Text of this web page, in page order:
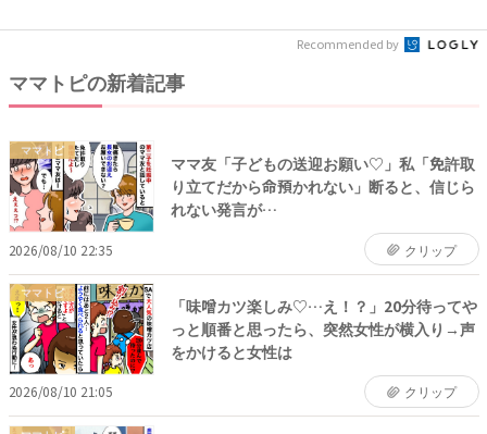
Recommended by
ママトピの新着記事
ママトピ
ママ友「子どもの送迎お願い♡」私「免許取
り立てだから命預かれない」断ると、信じら
れない発言が…
2026/08/10 22:35 クリップ
ママトピ
「味噌カツ楽しみ♡…え！？」20分待ってや
っと順番と思ったら、突然女性が横入り→声
をかけると女性は
2026/08/10 21:05 クリップ